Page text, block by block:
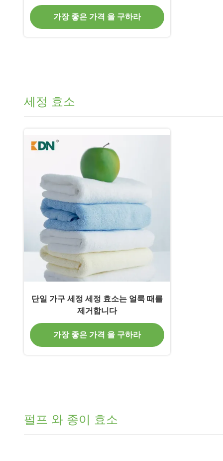
가장 좋은 가격 을 구하라
세정 효소
단일 가구 세정 세정 효소는 얼룩 때를
제거합니다
가장 좋은 가격 을 구하라
펄프 와 종이 효소